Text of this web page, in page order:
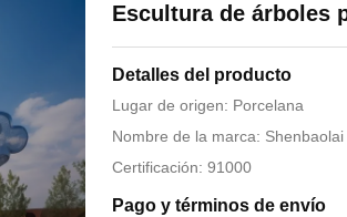
Escultura de árboles
Detalles del producto
Lugar de origen: Porcelana
Nombre de la marca: Shenbaolai
Certificación: 91000
Pago y términos de envío